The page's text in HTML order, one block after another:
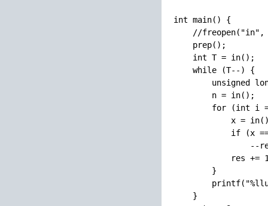
int main() {
//freopen("in",
    prep();
    int T = in();
    while (T--) {
unsigned
        n = in();
for (int i
x =
if (x
--
res +=
        }
    }